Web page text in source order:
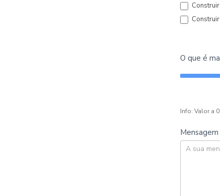
O que é
Info: Valor a
Mensagem